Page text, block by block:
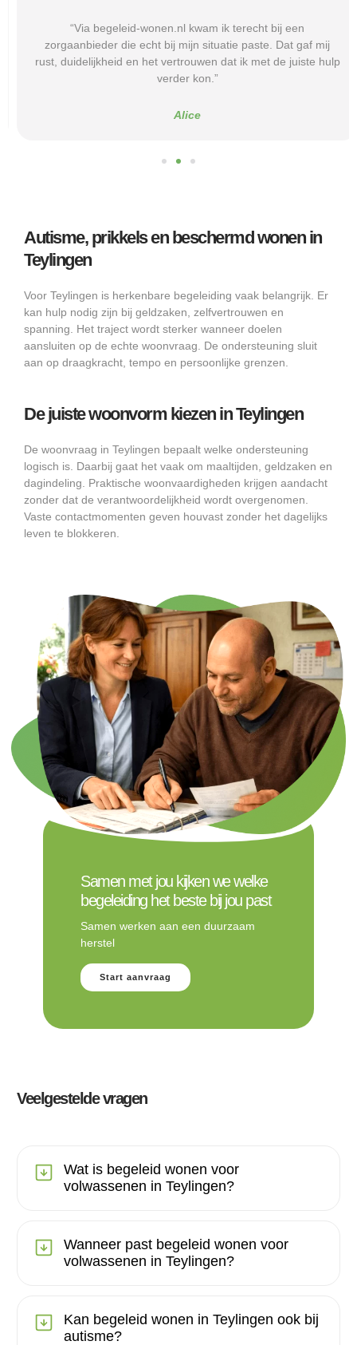
“Via begeleid-wonen.nl kwam ik terecht bij een
zorgaanbieder die echt bij mijn situatie paste. Dat gaf mij
rust, duidelijkheid en het vertrouwen dat ik met de juiste hulp
verder kon.”
Alice
Autisme, prikkels en beschermd wonen in
Teylingen
Voor Teylingen is herkenbare begeleiding vaak belangrijk. Er
kan hulp nodig zijn bij geldzaken, zelfvertrouwen en
spanning. Het traject wordt sterker wanneer doelen
aansluiten op de echte woonvraag. De ondersteuning sluit
aan op draagkracht, tempo en persoonlijke grenzen.
De juiste woonvorm kiezen in Teylingen
De woonvraag in Teylingen bepaalt welke ondersteuning
logisch is. Daarbij gaat het vaak om maaltijden, geldzaken en
dagindeling. Praktische woonvaardigheden krijgen aandacht
zonder dat de verantwoordelijkheid wordt overgenomen.
Vaste contactmomenten geven houvast zonder het dagelijks
leven te blokkeren.
Samen met jou kijken we welke
begeleiding het beste bij jou past
Samen werken aan een duurzaam
herstel
Start aanvraag
Veelgestelde vragen
Wat is begeleid wonen voor
volwassenen in Teylingen?
Wanneer past begeleid wonen voor
volwassenen in Teylingen?
Kan begeleid wonen in Teylingen ook bij
autisme?